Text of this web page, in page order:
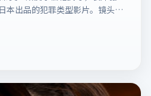
本出品的犯罪类型影片。镜头克
整。剧情简介与主创信息可供检
为准。